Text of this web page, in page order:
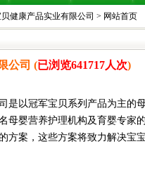
健康产品实业有限公司 > 网站首页
公司 (已浏览641717人次)
是以冠军宝贝系列产品为主的
母婴营养护理机构及育婴专
方案，这些方案将致力解决宝